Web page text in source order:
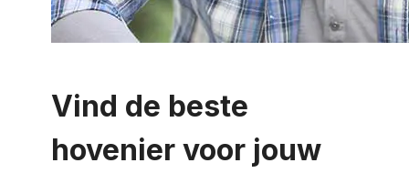
Vind de beste
hovenier voor jouw